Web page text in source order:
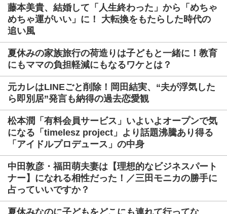
藤本美貴、結婚して「人生終わった」から「めちゃ
めちゃ運がいい」に！ 大転換をもたらした時代の
追い風
夏休みの家族旅行の荷造りは子どもと一緒に！教育
にもママの負担軽減にもなるワケとは？
元カレはLINEごと削除！岡田結実、“夫が浮気した
ら即別居”発言も納得の過去恋愛観
松本潤「有料会員サービス」いよいよオープンで気
になる「timelesz project」より話題沸騰あり得る
「アイドルプロデュース」の中身
中田敦彦・福田萌夫妻は【理想的なビジネスパート
ナー】になれる相性だった！／三田モニカの勝手に
占っていいですか？
夏休みなのに子どもをどこにも連れて行ってな